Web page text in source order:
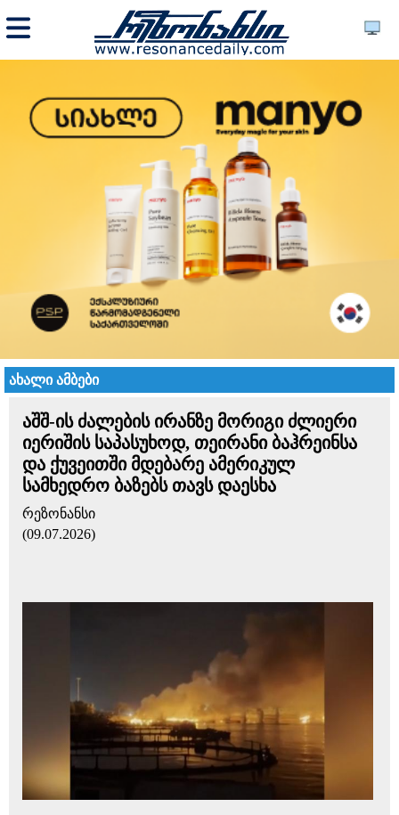
ახალი ამბები
აშშ-ის ძალების ირანზე მორიგი ძლიერი
იერიშის საპასუხოდ, თეირანი ბაჰრეინსა
და ქუვეითში მდებარე ამერიკულ
სამხედრო ბაზებს თავს დაესხა
რეზონანსი
(09.07.2026)